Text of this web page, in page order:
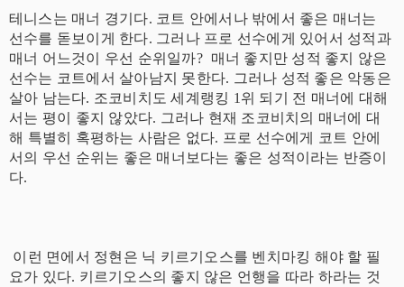
테니스는 매너 경기다. 코트 안에서나 밖에서 좋은 매너는
선수를 돋보이게 한다. 그러나 프로 선수에게 있어서 성적과
매너 어느것이 우선 순위일까? 매너 좋지만 성적 좋지 않은
선수는 코트에서 살아남지 못한다. 그러나 성적 좋은 악동은
살아 남는다. 조코비치도 세계랭킹 1위 되기 전 매너에 대해
서는 평이 좋지 않았다. 그러나 현재 조코비치의 매너에 대
해 특별히 혹평하는 사람은 없다. 프로 선수에게 코트 안에
서의 우선 순위는 좋은 매너보다는 좋은 성적이라는 반증이
다.
이런 면에서 정현은 닉 키르기오스를 벤치마킹 해야 할 필
요가 있다. 키르기오스의 좋지 않은 언행을 따라 하라는 것